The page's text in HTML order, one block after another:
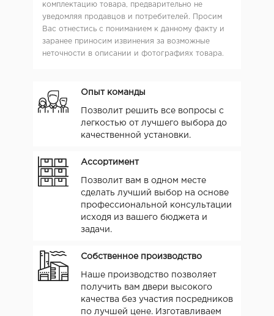
комплектацию товара, предварительно не
уведомляя продавцов и потребителей. Просим
Вас отнестись с пониманием к данному факту и
заранее приносим извинения за возможные
неточности в описании и фотографиях товара.
Опыт команды
Позволит решить все вопросы с
легкостью от лучшего выбора до
качественной установки.
Ассортимент
Позволит вам в одном месте
сделать лучший выбор на основе
профессиональной консультации
исходя из вашего бюджета и
задачи.
Собственное производство
Наше производство позволяет
получить вам двери высокого
качества без участия посредников
по лучшей цене. Изготавливаем